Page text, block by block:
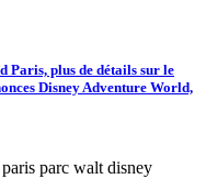
Paris, plus de détails sur le
Disney Adventure World,